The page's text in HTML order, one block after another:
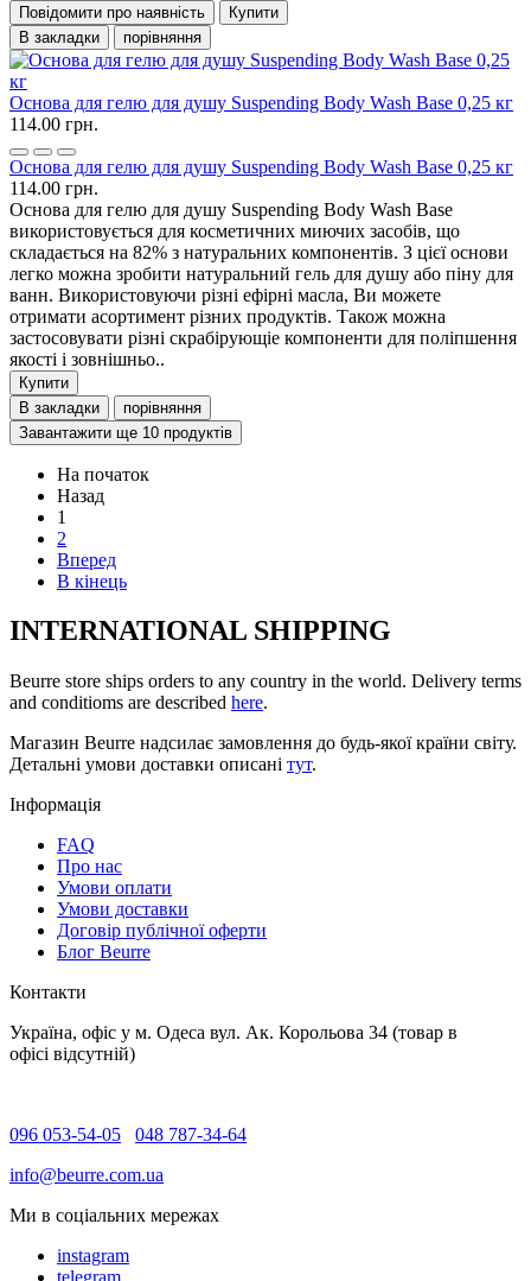
Повідомити про наявність
Купити
В закладки
порівняння
Основа для гелю для душу Suspending Body Wash Base 0,25 кг
114.00 грн.
Основа для гелю для душу Suspending Body Wash Base 0,25 кг
114.00 грн.
Основа для гелю для душу Suspending Body Wash Base
використовується для косметичних миючих засобів, що
складається на 82% з натуральних компонентів. З цієї основи
легко можна зробити натуральний гель для душу або піну для
ванн. Використовуючи різні ефірні масла, Ви можете
отримати асортимент різних продуктів. Також можна
застосовувати різні скрабірующіе компоненти для поліпшення
якості і зовнішньо..
Купити
В закладки
порівняння
Завантажити ще 10 продуктів
На початок
Назад
1
2
Вперед
В кінець
INTERNATIONAL SHIPPING
Beurre store ships orders to any country in the world. Delivery terms
and conditioms are described here.
Магазин Beurre надсилає замовлення до будь-якої країни світу.
Детальні умови доставки описані тут.
Інформація
FAQ
Про нас
Умови оплати
Умови доставки
Договір публічної оферти
Блог Beurre
Контакти
Україна, офіс у м. Одеса вул. Ак. Корольова 34 (товар в
офісі відсутній)
096 053-54-05
048 787-34-64
info@beurre.com.ua
Ми в соціальних мережах
instagram